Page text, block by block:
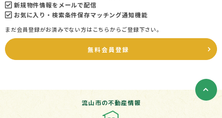
新規物件情報をメールで配信
お気に入り・検索条件保存マッチング通知機能
まだ会員登録がお済みでない方はこちらからご登録下さい。
無料会員登録
流山市の不動産情報